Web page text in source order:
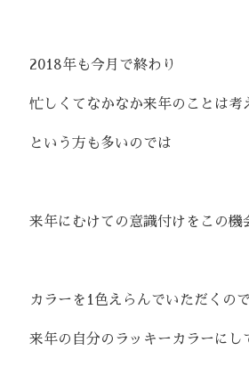
2018年も今月で終わり
忙しくてなかなか来年のことは考
という方も多いのでは
来年にむけての意識付けをこの機
カラーを1色えらんでいただくので
来年の自分のラッキーカラーに